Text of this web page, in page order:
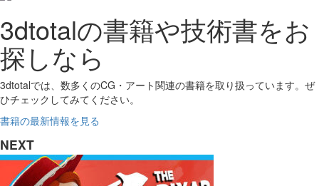
3dtotalの書籍や技術書をお
探しなら
3dtotalでは、数多くのCG・アート関連の書籍を取り扱っています。ぜ
ひチェックしてみてください。
書籍の最新情報を見る
NEXT